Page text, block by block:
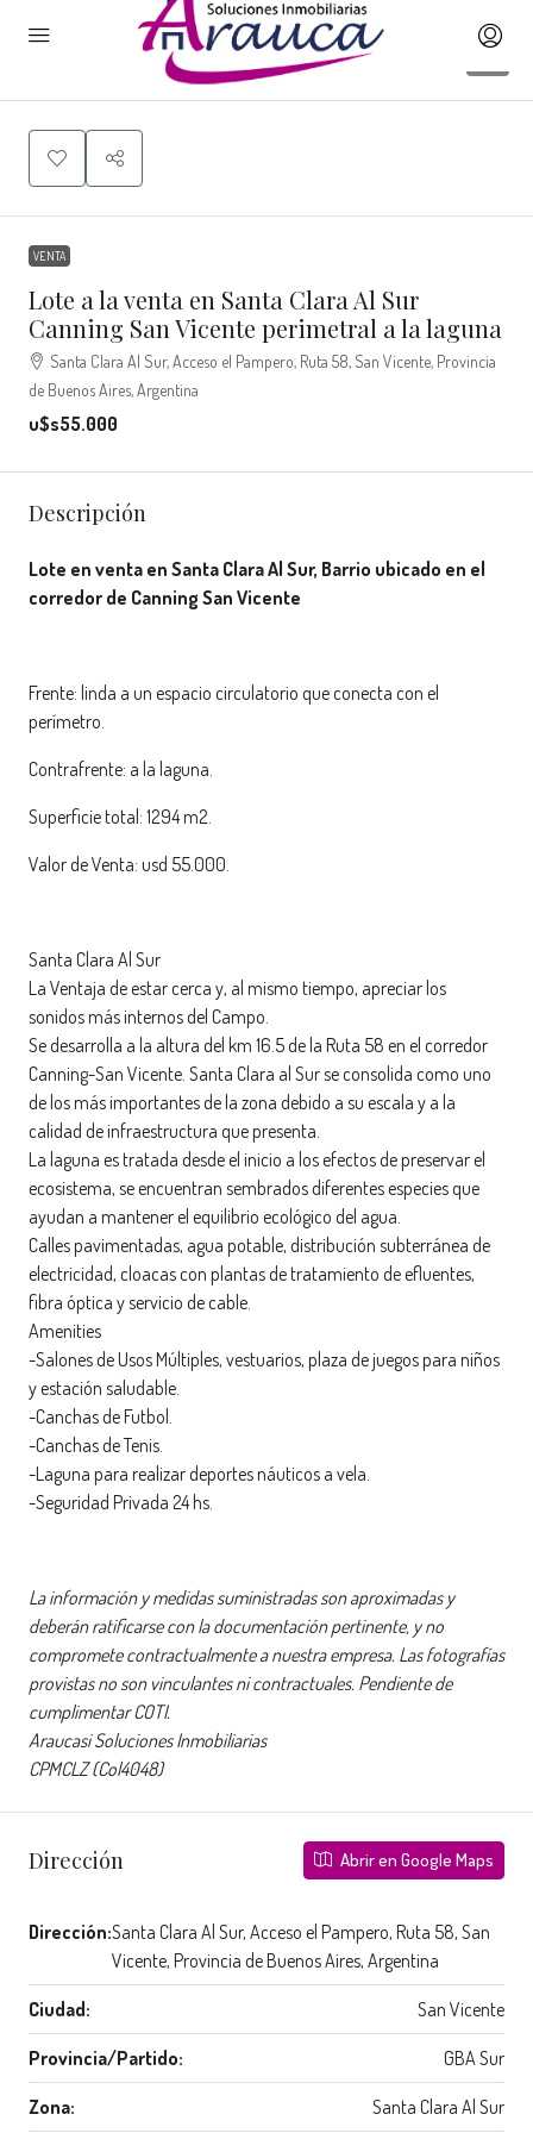
VENTA
Lote a la venta en Santa Clara Al Sur
Canning San Vicente perimetral a la laguna
Santa Clara Al Sur, Acceso el Pampero, Ruta 58, San Vicente, Provincia
de Buenos Aires, Argentina
u$s55.000
Descripción
Lote en venta en Santa Clara Al Sur, Barrio ubicado en el
corredor de Canning San Vicente
Frente: linda a un espacio circulatorio que conecta con el
perímetro.
Contrafrente: a la laguna.
Superficie total: 1294 m2.
Valor de Venta: usd 55.000.
Santa Clara Al Sur
La Ventaja de estar cerca y, al mismo tiempo, apreciar los
sonidos más internos del Campo.
Se desarrolla a la altura del km 16.5 de la Ruta 58 en el corredor
Canning-San Vicente. Santa Clara al Sur se consolida como uno
de los más importantes de la zona debido a su escala y a la
calidad de infraestructura que presenta.
La laguna es tratada desde el inicio a los efectos de preservar el
ecosistema, se encuentran sembrados diferentes especies que
ayudan a mantener el equilibrio ecológico del agua.
Calles pavimentadas, agua potable, distribución subterránea de
electricidad, cloacas con plantas de tratamiento de efluentes,
fibra óptica y servicio de cable.
Amenities
-Salones de Usos Múltiples, vestuarios, plaza de juegos para niños
y estación saludable.
-Canchas de Futbol.
-Canchas de Tenis.
-Laguna para realizar deportes náuticos a vela.
-Seguridad Privada 24 hs.
La información y medidas suministradas son aproximadas y
deberán ratificarse con la documentación pertinente, y no
compromete contractualmente a nuestra empresa. Las fotografías
provistas no son vinculantes ni contractuales. Pendiente de
cumplimentar COTI.
Araucasi Soluciones Inmobiliarias
CPMCLZ (Col4048)
Dirección Abrir en Google Maps
Dirección:Santa Clara Al Sur, Acceso el Pampero, Ruta 58, San
Vicente, Provincia de Buenos Aires, Argentina
Ciudad: San Vicente
Provincia/Partido: GBA Sur
Zona: Santa Clara Al Sur